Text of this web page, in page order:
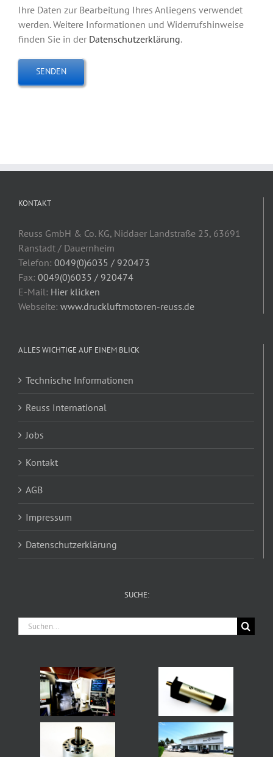
Ihre Daten zur Bearbeitung Ihres Anliegens verwendet
werden. Weitere Informationen und Widerrufshinweise
finden Sie in der Datenschutzerklärung.
KONTAKT
Reuss GmbH & Co. KG, Niddaer Landstraße 25, 63691
Ranstadt / Dauernheim
Telefon: 0049(0)6035 / 920473
Fax: 0049(0)6035 / 920474
E-Mail: Hier klicken
Webseite: www.druckluftmotoren-reuss.de
ALLES WICHTIGE AUF EINEM BLICK
Technische Informationen
Reuss International
Jobs
Kontakt
AGB
Impressum
Datenschutzerklärung
SUCHE:
Suche
nach: